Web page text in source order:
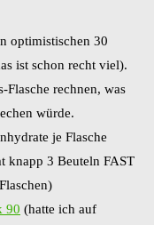
optimistischen 30
ist schon recht viel).
Flasche rechnen, was
würde.
je Flasche
knapp 3 Beuteln FAST
90 (hatte ich auf